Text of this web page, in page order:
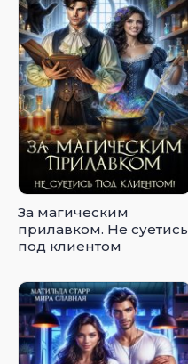
За магическим
прилавком. Не суетись
под клиентом